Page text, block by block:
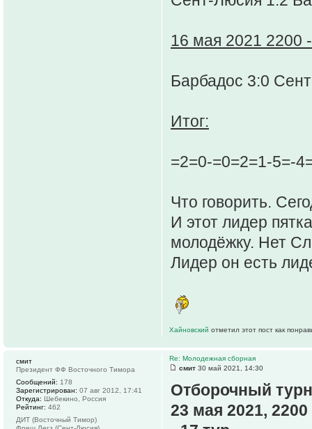
16 мая 2021 2200
Барбадос 3:0
Итог:
=2=0-=0=2=1-5=-
Что говорить.
И этот лидер
молодёжку. Нет
Лидер он есть
Хайновский отметил этот пост как
Re: Молодежная сборная
смит 30 май 2021, 14:30
Отборочный
23 мая 2021,
смит
Президент ФФ Восточного Тимора
Сообщений: 178
Зарегистрирован: 07 авг 2012, 17:41
Откуда: Шебекино, Россия
Рейтинг: 462
ДИТ (Восточный Тимор)